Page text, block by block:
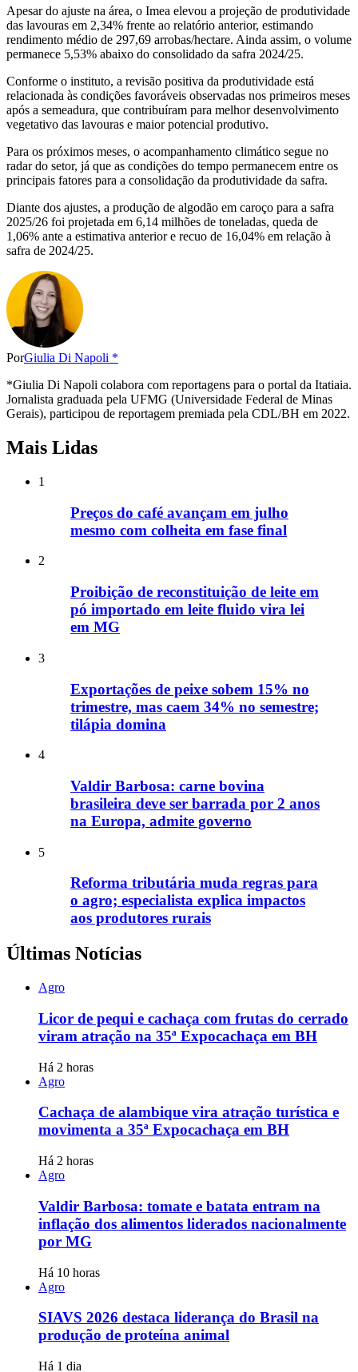
Apesar do ajuste na área, o Imea elevou a projeção de produtividade
das lavouras em 2,34% frente ao relatório anterior, estimando
rendimento médio de 297,69 arrobas/hectare. Ainda assim, o volume
permanece 5,53% abaixo do consolidado da safra 2024/25.
Conforme o instituto, a revisão positiva da produtividade está
relacionada às condições favoráveis observadas nos primeiros meses
após a semeadura, que contribuíram para melhor desenvolvimento
vegetativo das lavouras e maior potencial produtivo.
Para os próximos meses, o acompanhamento climático segue no
radar do setor, já que as condições do tempo permanecem entre os
principais fatores para a consolidação da produtividade da safra.
Diante dos ajustes, a produção de algodão em caroço para a safra
2025/26 foi projetada em 6,14 milhões de toneladas, queda de
1,06% ante a estimativa anterior e recuo de 16,04% em relação à
safra de 2024/25.
PorGiulia Di Napoli *
*Giulia Di Napoli colabora com reportagens para o portal da Itatiaia.
Jornalista graduada pela UFMG (Universidade Federal de Minas
Gerais), participou de reportagem premiada pela CDL/BH em 2022.
Mais Lidas
1
Preços do café avançam em julho
mesmo com colheita em fase final
2
Proibição de reconstituição de leite em
pó importado em leite fluido vira lei
em MG
3
Exportações de peixe sobem 15% no
trimestre, mas caem 34% no semestre;
tilápia domina
4
Valdir Barbosa: carne bovina
brasileira deve ser barrada por 2 anos
na Europa, admite governo
5
Reforma tributária muda regras para
o agro; especialista explica impactos
aos produtores rurais
Últimas Notícias
Agro
Licor de pequi e cachaça com frutas do cerrado
viram atração na 35ª Expocachaça em BH
Há 2 horas
Agro
Cachaça de alambique vira atração turística e
movimenta a 35ª Expocachaça em BH
Há 2 horas
Agro
Valdir Barbosa: tomate e batata entram na
inflação dos alimentos liderados nacionalmente
por MG
Há 10 horas
Agro
SIAVS 2026 destaca liderança do Brasil na
produção de proteína animal
Há 1 dia